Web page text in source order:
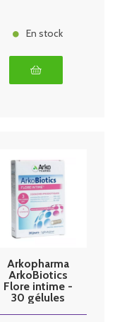
En stock
Arkopharma
ArkoBiotics
Flore intime -
30 gélules